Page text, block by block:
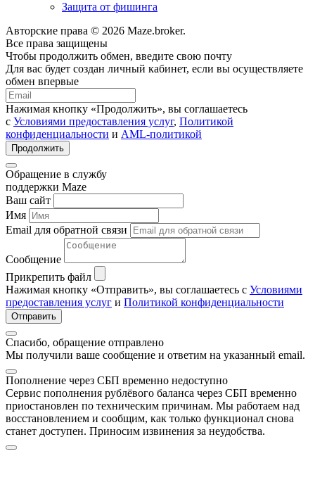
Защита от фишинга
Авторские права © 2026 Maze.broker.
Все права защищены
Чтобы продолжить обмен, введите свою почту
Для вас будет создан личный кабинет, если вы осуществляете
обмен впервые
Нажимая кнопку «Продолжить», вы соглашаетесь
с Условиями предоставления услуг, Политикой
конфиденциальности и AML-политикой
Продолжить
Обращение в службу
поддержки Maze
Ваш сайт
Имя
Email для обратной связи
Сообщение
Прикрепить файл
Нажимая кнопку «Отправить», вы соглашаетесь с Условиями
предоставления услуг и Политикой конфиденциальности
Отправить
Спасибо, обращение отправлено
Мы получили ваше сообщение и ответим на указанный email.
Пополнение через СБП временно недоступно
Сервис пополнения рублёвого баланса через СБП временно
приостановлен по техническим причинам. Мы работаем над
восстановлением и сообщим, как только функционал снова
станет доступен. Приносим извинения за неудобства.